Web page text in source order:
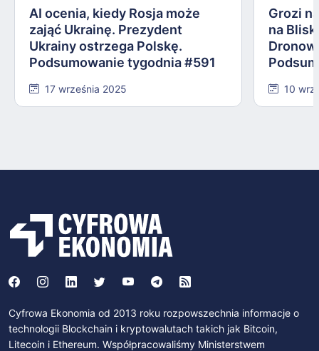
AI ocenia, kiedy Rosja może
zająć Ukrainę. Prezydent
Ukrainy ostrzega Polskę.
Podsumowanie tygodnia #591
17 września 2025
Grozi
na
10
Cyfrowa Ekonomia od 2013 roku rozpowszechnia informacje o
technologii Blockchain i kryptowalutach takich jak Bitcoin,
Litecoin i Ethereum. Współpracowaliśmy Ministerstwem